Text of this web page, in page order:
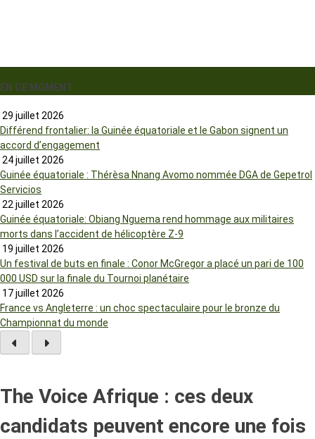
EN CE MOMENT
29 juillet 2026
Différend frontalier: la Guinée équatoriale et le Gabon signent un
accord d’engagement
24 juillet 2026
Guinée équatoriale : Thérèsa Nnang Avomo nommée DGA de Gepetrol
Servicios
22 juillet 2026
Guinée équatoriale: Obiang Nguema rend hommage aux militaires
morts dans l’accident de hélicoptère Z-9
19 juillet 2026
Un festival de buts en finale : Conor McGregor a placé un pari de 100
000 USD sur la finale du Tournoi planétaire
17 juillet 2026
France vs Angleterre : un choc spectaculaire pour le bronze du
Championnat du monde
The Voice Afrique : ces deux
candidats peuvent encore une fois